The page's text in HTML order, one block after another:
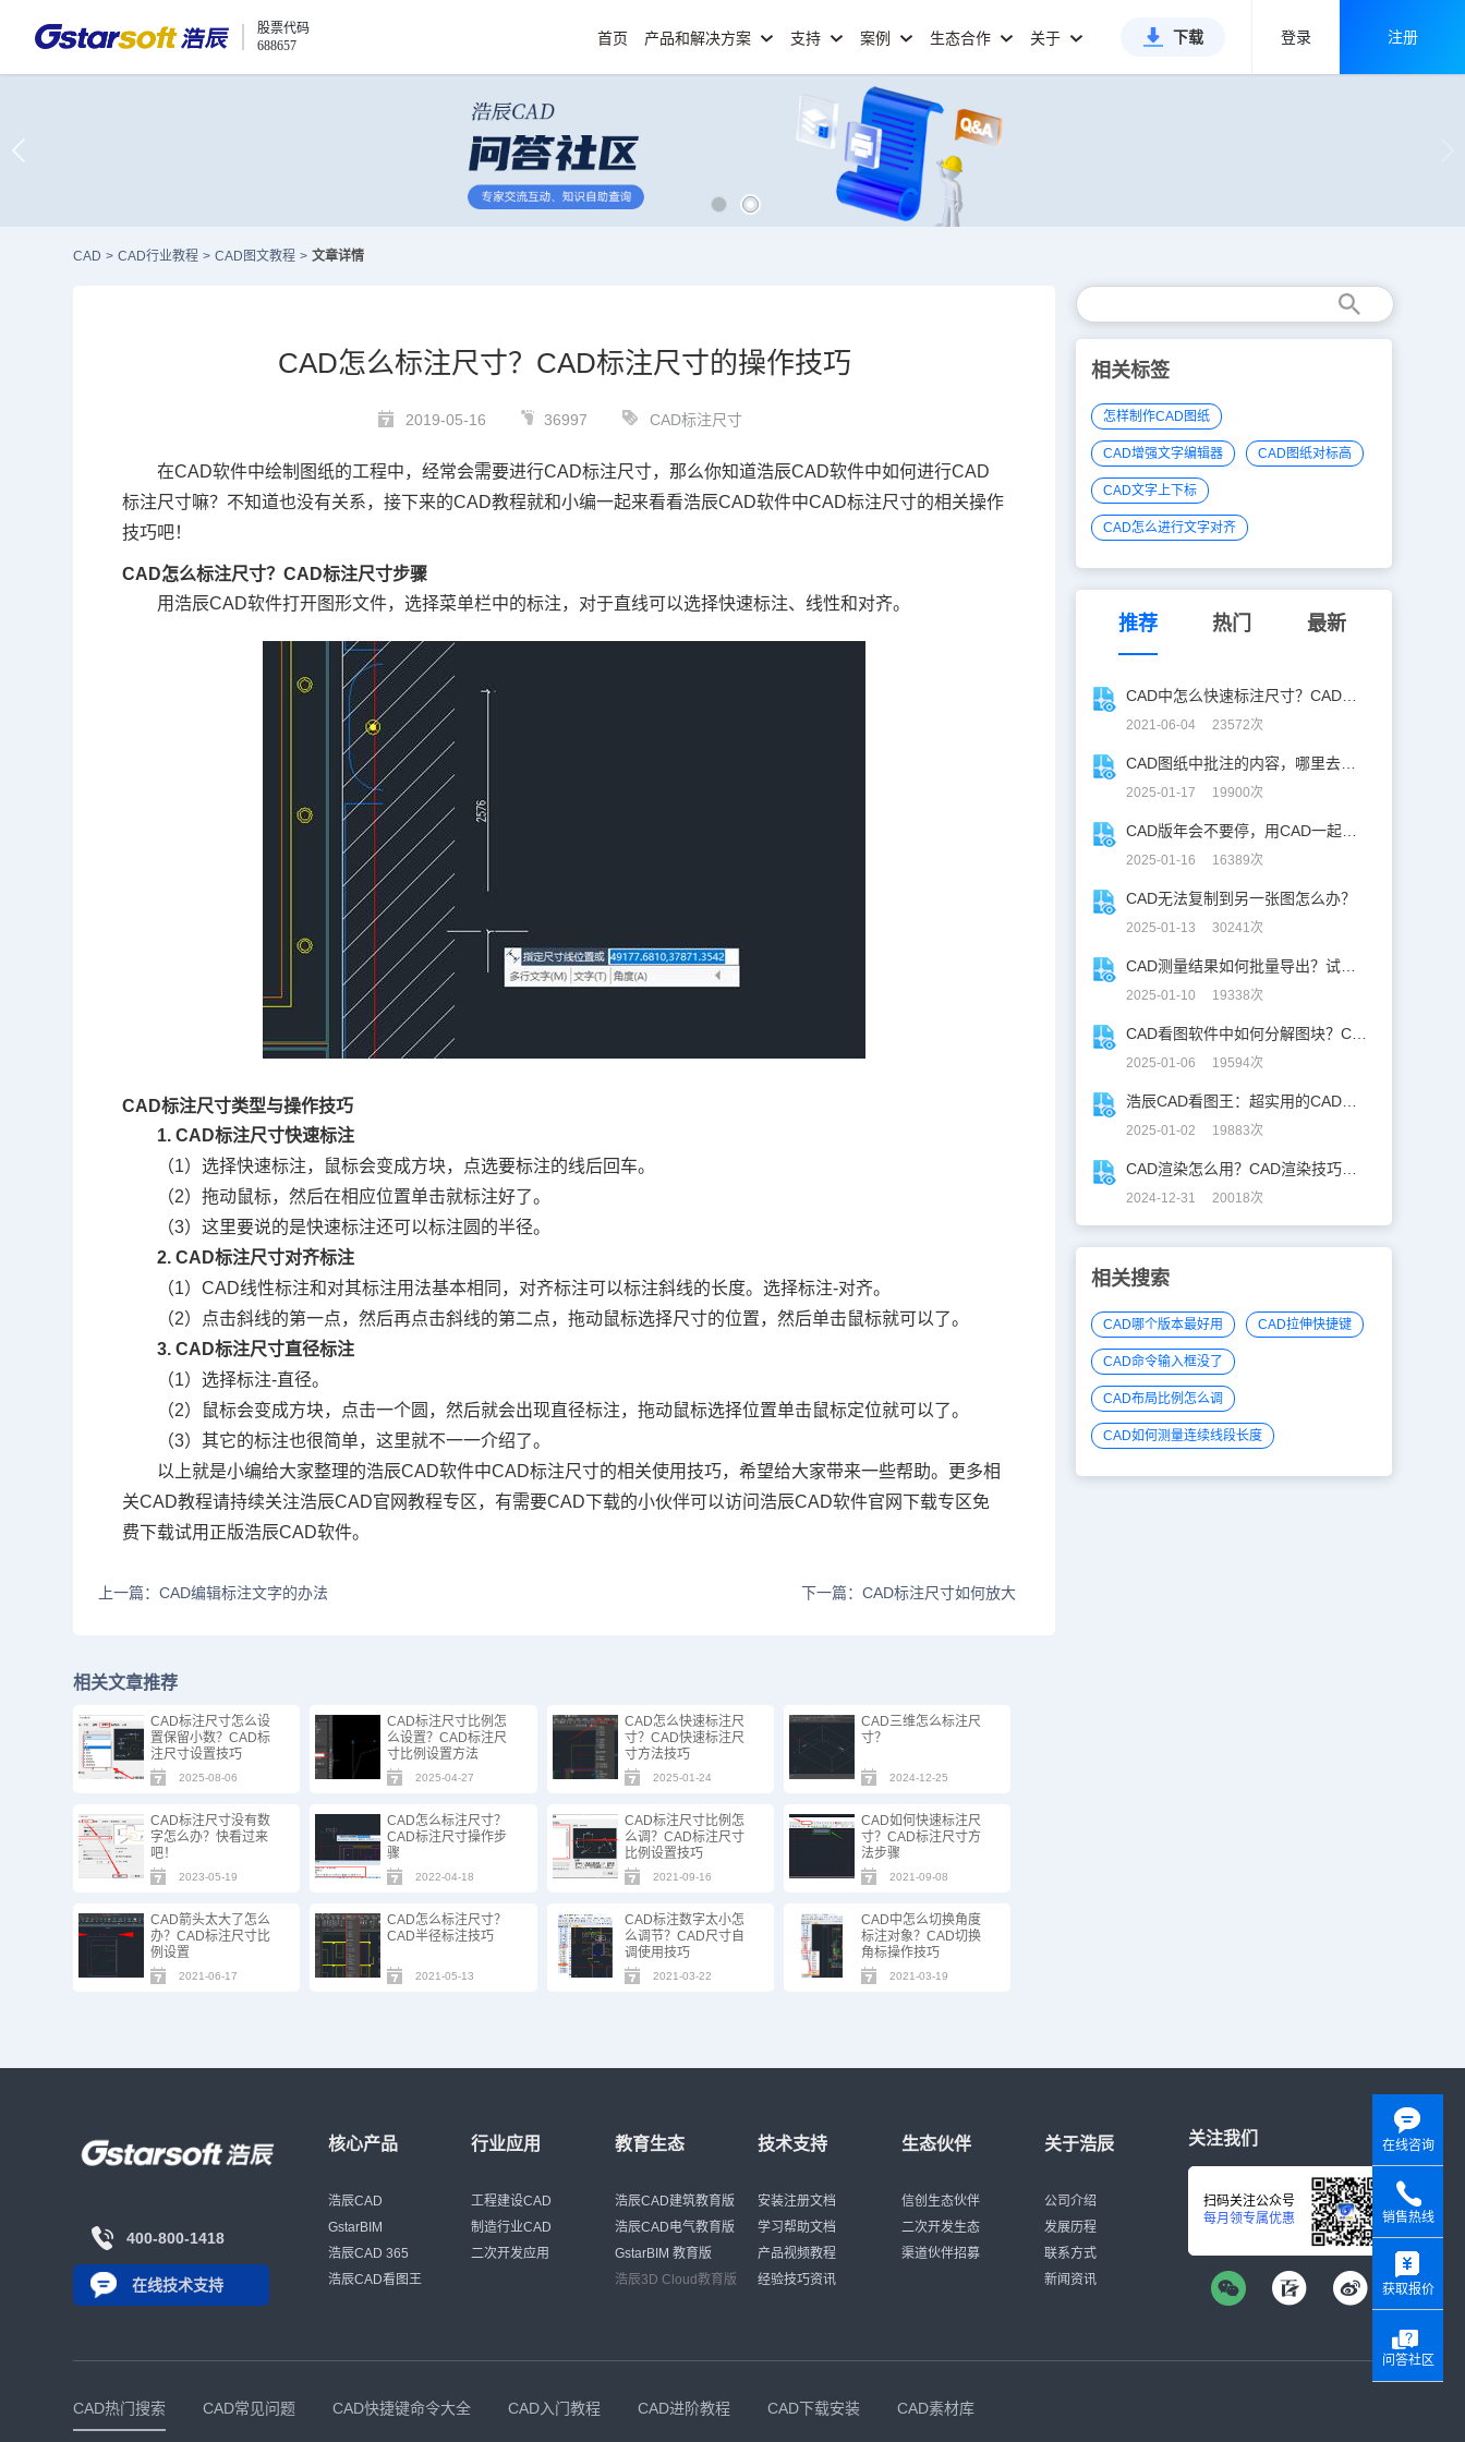
股票代码
688657
首页 产品和解决方案 支持 案例 生态合作 关于 下载 登录 注册
CAD > CAD行业教程 > CAD图文教程 > 文章详情
CAD怎么标注尺寸？CAD标注尺寸的操作技巧
2019-05-16 36997 CAD标注尺寸
在CAD软件中绘制图纸的工程中，经常会需要进行CAD标注尺寸，那么你知道浩辰CAD软件中如何进行CAD
标注尺寸嘛？不知道也没有关系，接下来的CAD教程就和小编一起来看看浩辰CAD软件中CAD标注尺寸的相关操作
技巧吧！
CAD怎么标注尺寸？CAD标注尺寸步骤
用浩辰CAD软件打开图形文件，选择菜单栏中的标注，对于直线可以选择快速标注、线性和对齐。
CAD标注尺寸类型与操作技巧
1. CAD标注尺寸快速标注
（1）选择快速标注，鼠标会变成方块，点选要标注的线后回车。
（2）拖动鼠标，然后在相应位置单击就标注好了。
（3）这里要说的是快速标注还可以标注圆的半径。
2. CAD标注尺寸对齐标注
（1）CAD线性标注和对其标注用法基本相同，对齐标注可以标注斜线的长度。选择标注-对齐。
（2）点击斜线的第一点，然后再点击斜线的第二点，拖动鼠标选择尺寸的位置，然后单击鼠标就可以了。
3. CAD标注尺寸直径标注
（1）选择标注-直径。
（2）鼠标会变成方块，点击一个圆，然后就会出现直径标注，拖动鼠标选择位置单击鼠标定位就可以了。
（3）其它的标注也很简单，这里就不一一介绍了。
以上就是小编给大家整理的浩辰CAD软件中CAD标注尺寸的相关使用技巧，希望给大家带来一些帮助。更多相
关CAD教程请持续关注浩辰CAD官网教程专区，有需要CAD下载的小伙伴可以访问浩辰CAD软件官网下载专区免
费下载试用正版浩辰CAD软件。
上一篇：CAD编辑标注文字的办法 下一篇：CAD标注尺寸如何放大
相关文章推荐
CAD标注尺寸怎么设
置保留小数？CAD标
注尺寸设置技巧
2025-08-06
CAD标注尺寸比例怎
么设置？CAD标注尺
寸比例设置方法
2025-04-27
CAD怎么快速标注尺
寸？CAD快速标注尺
寸方法技巧
2025-01-24
CAD三维怎么标注尺
寸？
2024-12-25
CAD标注尺寸没有数
字怎么办？快看过来
吧！
2023-05-19
CAD怎么标注尺寸？
CAD标注尺寸操作步
骤
2022-04-18
CAD标注尺寸比例怎
么调？CAD标注尺寸
比例设置技巧
2021-09-16
CAD如何快速标注尺
寸？CAD标注尺寸方
法步骤
2021-09-08
CAD箭头太大了怎么
办？CAD标注尺寸比
例设置
2021-06-17
CAD怎么标注尺寸？
CAD半径标注技巧
2021-05-13
CAD标注数字太小怎
么调节？CAD尺寸自
调使用技巧
2021-03-22
CAD中怎么切换角度
标注对象？CAD切换
角标操作技巧
2021-03-19
相关标签
怎样制作CAD图纸
CAD增强文字编辑器 CAD图纸对标高
CAD文字上下标
CAD怎么进行文字对齐
推荐 热门 最新
2021-06-04 23572次
2025-01-17 19900次
2025-01-16 16389次
CAD无法复制到另一张图怎么办？
2025-01-13 30241次
2025-01-10 19338次
2025-01-06 19594次
2025-01-02 19883次
2024-12-31 20018次
相关搜索
CAD哪个版本最好用 CAD拉伸快捷键
CAD命令输入框没了
CAD布局比例怎么调
CAD如何测量连续线段长度
400-800-1418
在线技术支持
核心产品
浩辰CAD
GstarBIM
浩辰CAD 365
浩辰CAD看图王
行业应用
工程建设CAD
制造行业CAD
二次开发应用
教育生态
浩辰CAD建筑教育版
浩辰CAD电气教育版
GstarBIM 教育版
浩辰3D Cloud教育版
技术支持
安装注册文档
学习帮助文档
产品视频教程
经验技巧资讯
生态伙伴
信创生态伙伴
二次开发生态
渠道伙伴招募
关于浩辰
公司介绍
发展历程
联系方式
新闻资讯
关注我们
扫码关注公众号
每月领专属优惠
CAD热门搜索 CAD常见问题 CAD快捷键命令大全 CAD入门教程 CAD进阶教程 CAD下载安装 CAD素材库
在线咨询
销售热线
获取报价
问答社区